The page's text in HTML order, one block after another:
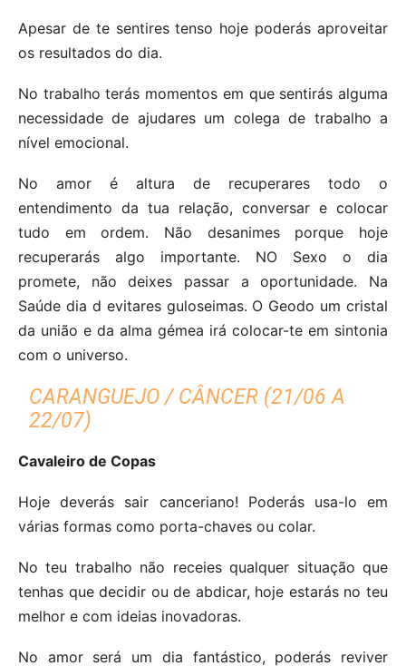
Apesar de te sentires tenso hoje poderás aproveitar
os resultados do dia.
No trabalho terás momentos em que sentirás alguma
necessidade de ajudares um colega de trabalho a
nível emocional.
No amor é altura de recuperares todo o
entendimento da tua relação, conversar e colocar
tudo em ordem. Não desanimes porque hoje
recuperarás algo importante. NO Sexo o dia
promete, não deixes passar a oportunidade. Na
Saúde dia d evitares guloseimas. O Geodo um cristal
da união e da alma gémea irá colocar-te em sintonia
com o universo.
CARANGUEJO / CÂNCER (21/06 A
22/07)
Cavaleiro de Copas
Hoje deverás sair canceriano! Poderás usa-lo em
várias formas como porta-chaves ou colar.
No teu trabalho não receies qualquer situação que
tenhas que decidir ou de abdicar, hoje estarás no teu
melhor e com ideias inovadoras.
No amor será um dia fantástico, poderás reviver